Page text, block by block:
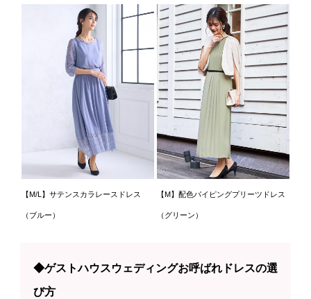
【M/L】サテンスカラレースドレス
（ブルー）
【M】配色パイピングプリーツドレス
（グリーン）
◆ゲストハウスウェディングお呼ばれドレスの選
び方